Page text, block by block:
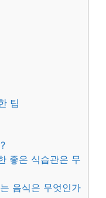
팁
좋은 식습관은 무
음식은 무엇인가